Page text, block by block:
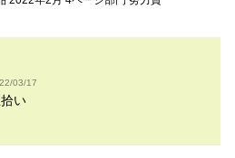
03/17
い